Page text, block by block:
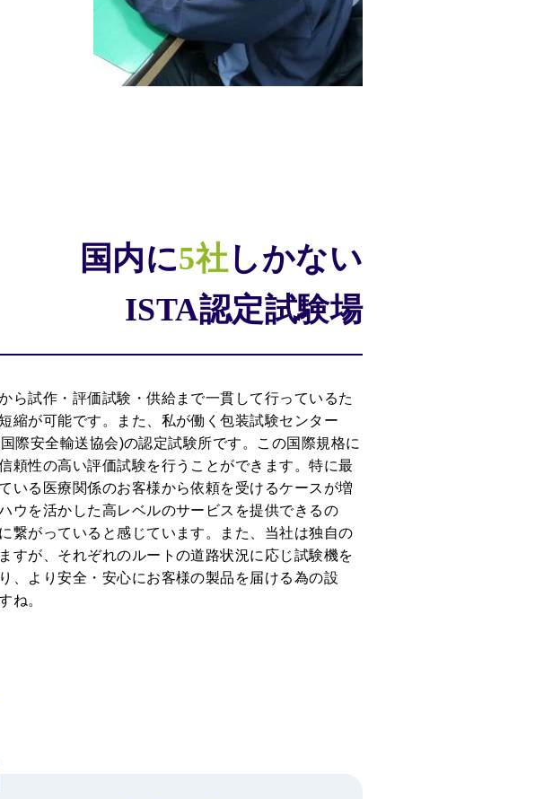
国内に5社しかない
ISTA認定試験場
ら試作・評価試験・供給まで一貫して行っているた
縮が可能です。また、私が働く包装試験センター
際安全輸送協会)の認定試験所です。この国際規格に
頼性の高い評価試験を行うことができます。特に最
いる医療関係のお客様から依頼を受けるケースが増
ウを活かした高レベルのサービスを提供できるの
繋がっていると感じています。また、当社は独自の
すが、それぞれのルートの道路状況に応じ試験機を
、より安全・安心にお客様の製品を届ける為の設
ね。